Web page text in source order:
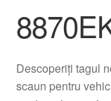
Contul meu
Despre noi
Descoperiți tagul
scaun pentru